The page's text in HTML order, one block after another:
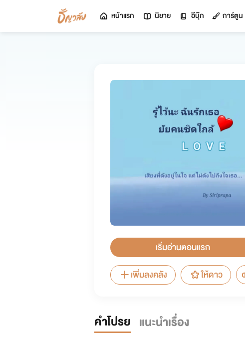
หน้าแรก นิยาย อีบุ๊ก การ์ตูน
เริ่มอ่านตอนแรก
เพิ่มลงคลัง
ให้ดาว
คำโปรย แนะนำเรื่อง